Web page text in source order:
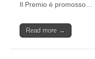
Il Premio è promosso…
Read more →